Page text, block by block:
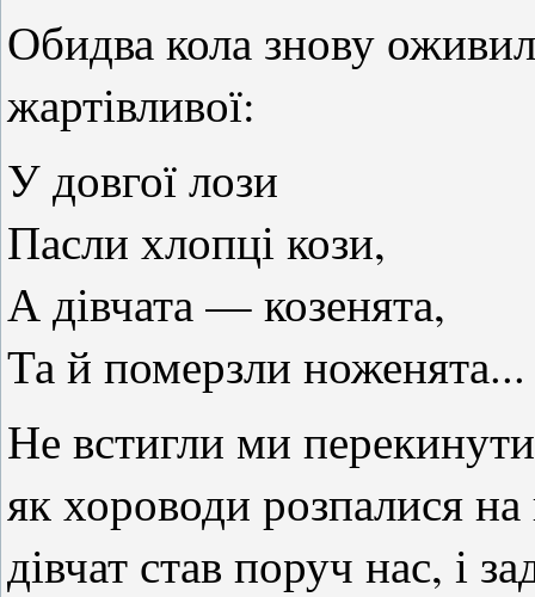
Обидва кола знову
жартівливої:
У довгої лози
Пасли хлопці кози,
А дівчата — козенята,
Та й померзли ноженята...
Не встигли ми
як хороводи розпалися
дівчат став поруч нас, і